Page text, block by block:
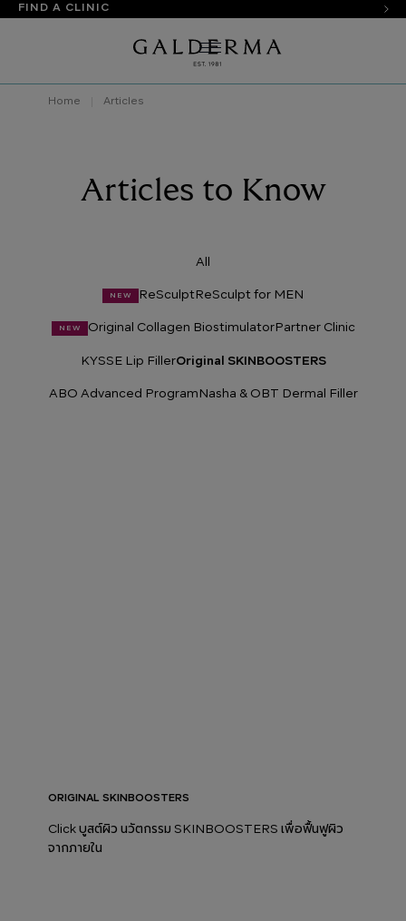
FIND A CLINIC
Home Articles
Articles to Know
All
NEW ReSculpt ReSculpt for MEN
NEW Original Collagen BiostimulatorPartner Clinic
KYSSE Lip FillerOriginal SKINBOOSTERS
ABO Advanced Program Nasha & OBT Dermal Filler
ORIGINAL SKINBOOSTERS
Click บูสต์ผิว นวัตกรรม SKINBOOSTERS เพื่อฟื้นฟูผิว
จากภายใน